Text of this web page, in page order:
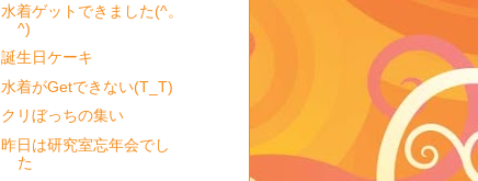
水着ゲットできました(^。
^)
誕生日ケーキ
水着がGetできない(T_T)
クリぼっちの集い
昨日は研究室忘年会でし
た